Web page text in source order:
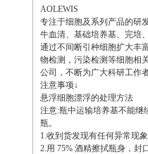
AOLEWIS
专注于细胞及系列产品的研
牛血清、基础培养基、完培
通过不间断引种细胞扩大丰
物检测，污染检测等细胞相
公司，不断为广大科研工作
注意事项↓
悬浮细胞漂浮的处理方法
注意:瓶中运输培养基不能继
瓶。
1.收到货发现有任何异常现
2.用 75% 酒精擦拭瓶身，封